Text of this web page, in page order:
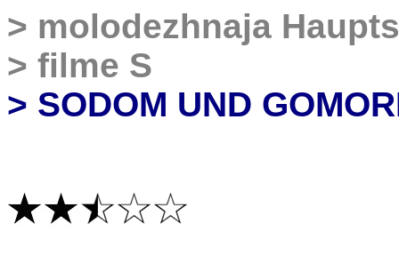
> molodezhnaja
> filme S
> SODOM UND